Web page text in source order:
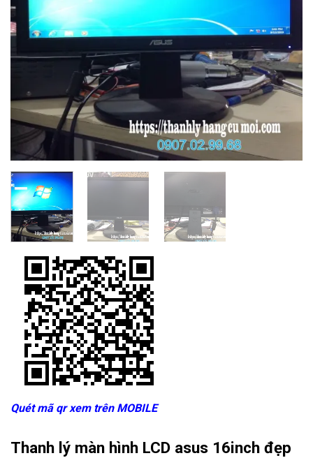
Quét mã qr xem trên MOBILE
Thanh lý màn hình LCD asus 16inch đẹp